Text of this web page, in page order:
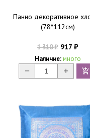
Панно декоративное
(78*112см)
1 310₽ 917 ₽
Наличие: много